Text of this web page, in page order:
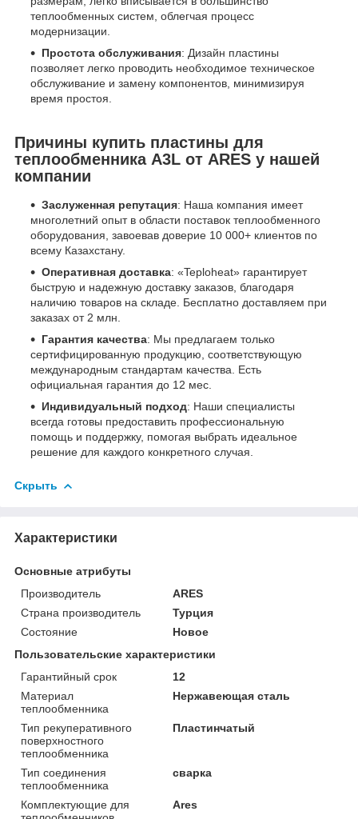
теплообменных систем, облегчая процесс
модернизации.
Простота обслуживания: Дизайн пластины
позволяет легко проводить необходимое техническое
обслуживание и замену компонентов, минимизируя
время простоя.
Причины купить пластины для
теплообменника A3L от ARES у нашей
компании
Заслуженная репутация: Наша компания имеет
многолетний опыт в области поставок теплообменного
оборудования, завоевав доверие 10 000+ клиентов по
всему Казахстану.
Оперативная доставка: «Teploheat» гарантирует
быструю и надежную доставку заказов, благодаря
наличию товаров на складе. Бесплатно доставляем при
заказах от 2 млн.
Гарантия качества: Мы предлагаем только
сертифицированную продукцию, соответствующую
международным стандартам качества. Есть
официальная гарантия до 12 мес.
Индивидуальный подход: Наши специалисты
всегда готовы предоставить профессиональную
помощь и поддержку, помогая выбрать идеальное
решение для каждого конкретного случая.
Скрыть
Характеристики
Основные атрибуты
Производитель
ARES
Страна производитель
Турция
Состояние
Новое
Пользовательские характеристики
Гарантийный срок
12
Материал
теплообменника
Нержавеющая сталь
Тип рекуперативного
поверхностного
теплообменника
Пластинчатый
Тип соединения
теплообменника
сварка
Комплектующие для
Ares